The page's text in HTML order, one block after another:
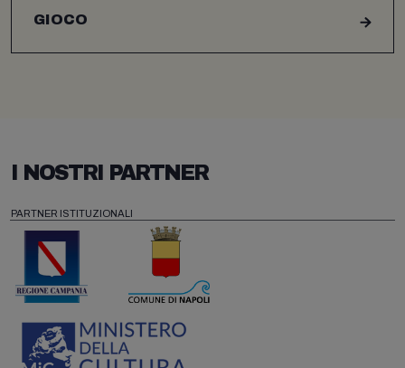
GIOCO
I NOSTRI PARTNER
PARTNER ISTITUZIONALI